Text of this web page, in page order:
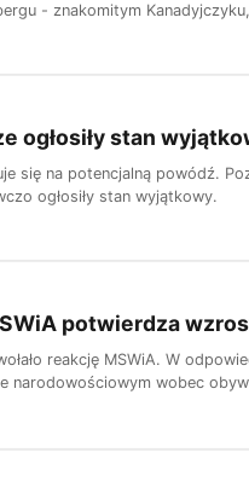
- znakomitym
ogłosiły stan
się na potencjalną powódź.
ogłosiły stan wyjątkowy.
potwierdza
reakcję MSWiA. W
wobec